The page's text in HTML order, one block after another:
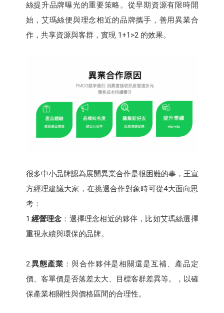
絲提升品牌曝光的重要策略。從早期資源有限時開
始，艾瑪絲便與理念相近的品牌攜手，善用異業合
作，共享資源與客群，實現 1+1>2 的效果。
很多中小品牌認為展開異業合作是很困難的事，王宣
方經理建議大家，在挑選合作對象時可從4大面向思
考：
1.經營理念 ：選擇理念相近的夥伴，比如艾瑪絲選擇
重視永續與環保的品牌。
2.異態產業 ：與合作夥伴是相關還是互補、產品定
價、客單價是否落差太大、目標客群差異等。，以確
保產業相關性與價格區間的合理性。